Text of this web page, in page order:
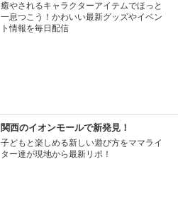
癒やされるキャラクターアイテムでほっと
一息つこう！かわいい最新グッズやイベン
ト情報を毎日配信
関西のイオンモールで新発見！
子どもと楽しめる新しい遊び方をママライ
ター達が現地から最新リポ！